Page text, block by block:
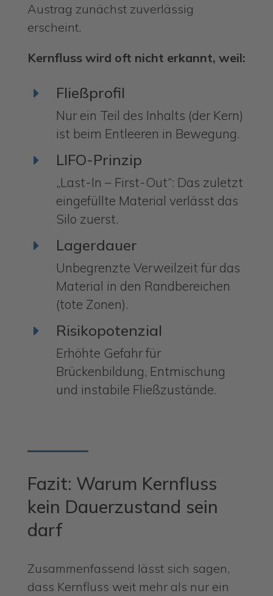
Austrag zunächst zuverlässig
erscheint.
Kernfluss wird oft nicht erkannt, weil:
E Fließprofil
Nur ein Teil des Inhalts (der Kern)
ist beim Entleeren in Bewegung.
E LIFO-Prinzip
„Last-In – First-Out“: Das zuletzt
eingefüllte Material verlässt das
Silo zuerst.
E Lagerdauer
Unbegrenzte Verweilzeit für das
Material in den Randbereichen
(tote Zonen).
E Risikopotenzial
Erhöhte Gefahr für
Brückenbildung, Entmischung
und instabile Fließzustände.
Fazit: Warum Kernfluss
kein Dauerzustand sein
darf
Zusammenfassend lässt sich sagen,
dass Kernfluss weit mehr als nur ein